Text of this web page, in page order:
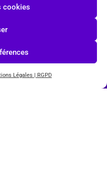
cookies
Légales | RGPD
des marques respectives citées sur le site